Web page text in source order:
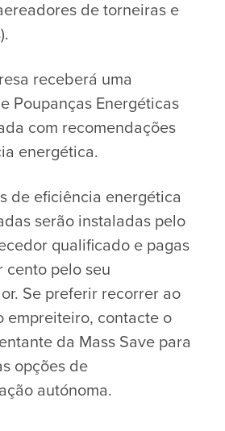
de torneiras e
receberá uma
Poupanças Energéticas
com recomendações
energética.
de eficiência energética
serão instaladas pelo
qualificado e pagas
cento pelo seu
Se preferir recorrer ao
empreiteiro, contacte o
da Mass Save para
opções de
autónoma.